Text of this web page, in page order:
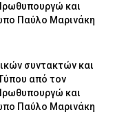
και
Παύλο Μαρινάκη
συντακτών και
από τον
και
Παύλο Μαρινάκη